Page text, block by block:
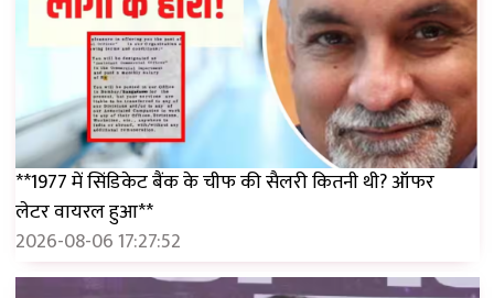
**1977 में सिंडिकेट बैंक के चीफ की सैलरी कितनी थी? ऑफर
लेटर वायरल हुआ**
2026-08-06 17:27:52